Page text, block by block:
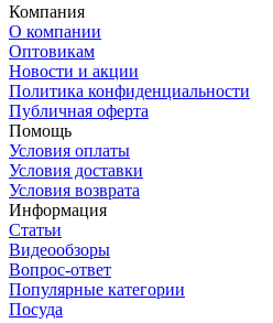
Компания
О компании
Оптовикам
Новости и акции
Политика конфиденциальности
Публичная оферта
Помощь
Условия оплаты
Условия доставки
Условия возврата
Информация
Статьи
Видеообзоры
Вопрос-ответ
Популярные категории
Посуда